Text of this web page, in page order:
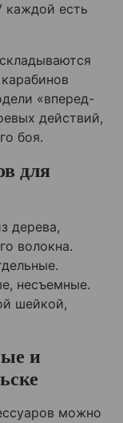
каждой есть
«вперед-
действий,
боя.
для
дерева,
волокна.
несъемные.
шейкой,
и
можно